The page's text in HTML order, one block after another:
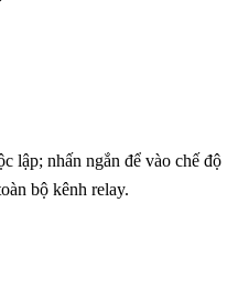
lập; nhấn ngắn để vào chế độ
bộ kênh relay.